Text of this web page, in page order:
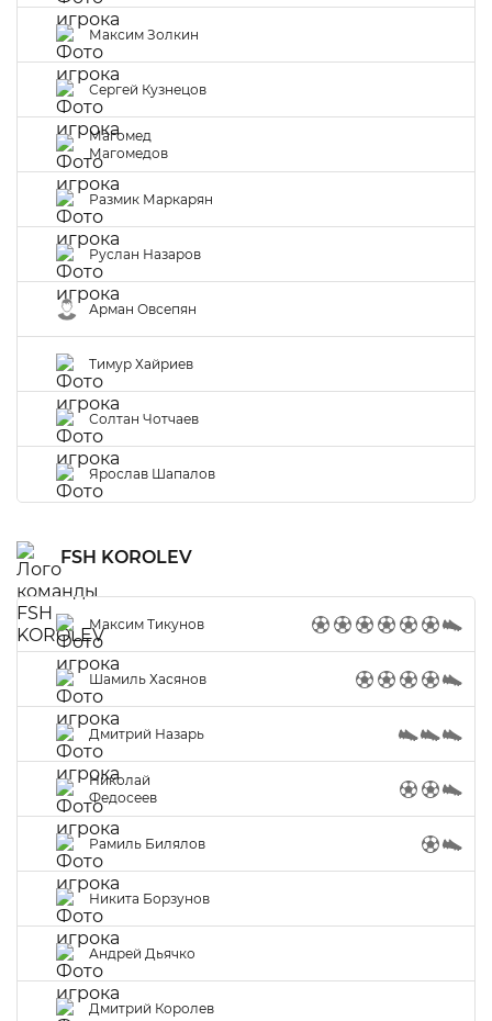
Максим Золкин
Сергей Кузнецов
Магомед
Магомедов
Размик Маркарян
Руслан Назаров
Арман Овсепян
Тимур Хайриев
Солтан Чотчаев
Ярослав Шапалов
FSH KOROLEV
Максим Тикунов
Шамиль Хасянов
Дмитрий Назарь
Николай
Федосеев
Рамиль Билялов
Никита Борзунов
Андрей Дьячко
Дмитрий Королев